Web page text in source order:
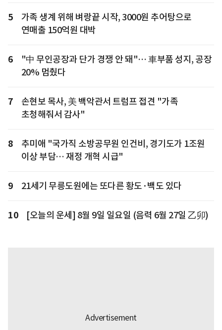
5
가족 생계 위해 벼랑끝 시작, 3000원 추어탕으로
연매출 150억원 대박
6
"中 무인공장과 단가 경쟁 안 돼"… 車부품 성지, 공장
20% 멈췄다
7
손현보 목사, 美 백악관서 트럼프 접견 "가족
초청해줘서 감사"
8
추미애 "국가직 소방공무원 인건비, 경기도가 1조원
이상 부담… 재정 개혁 시급"
9 21세기 무릉도원에는 또다른 황도·백도 있다
10 [오늘의 운세] 8월 9일 일요일 (음력 6월 27일 乙卯)